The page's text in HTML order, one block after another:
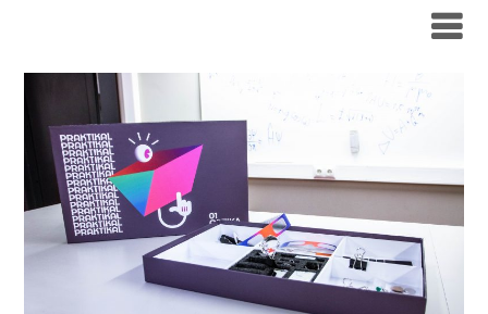
juurde